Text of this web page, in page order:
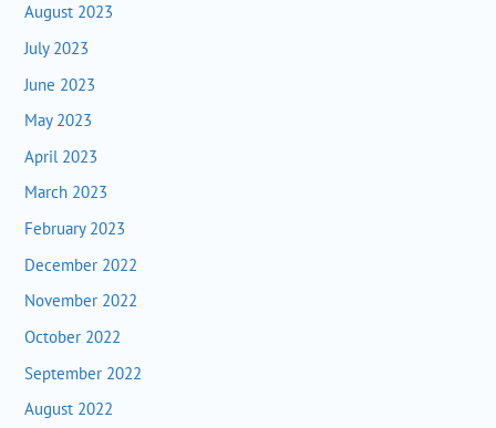
August 2023
July 2023
June 2023
May 2023
April 2023
March 2023
February 2023
December 2022
November 2022
October 2022
September 2022
August 2022